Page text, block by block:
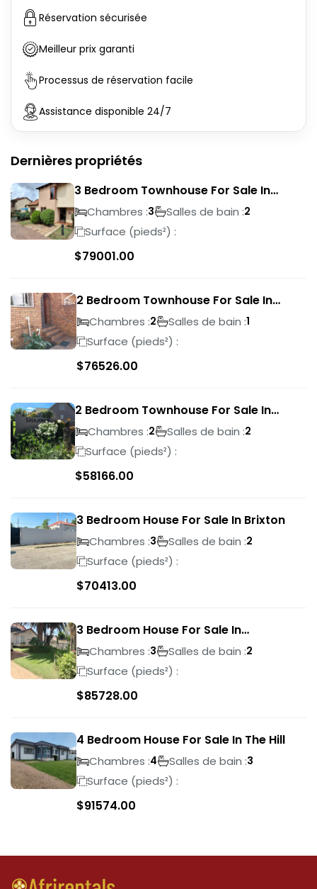
Réservation sécurisée
Meilleur prix garanti
Processus de réservation facile
Assistance disponible 24/7
Dernières propriétés
3 Bedroom Townhouse For Sale In
Liefde En Vrede
Chambres :3 Salles de bain :2
Surface (pieds²) :
$79001.00
2 Bedroom Townhouse For Sale In
Ridgeway
Chambres :2 Salles de bain :1
Surface (pieds²) :
$76526.00
2 Bedroom Townhouse For Sale In
Bassonia Rock
Chambres :2 Salles de bain :2
Surface (pieds²) :
$58166.00
3 Bedroom House For Sale In Brixton
Chambres :3 Salles de bain :2
Surface (pieds²) :
$70413.00
3 Bedroom House For Sale In
Suideroord
Chambres :3 Salles de bain :2
Surface (pieds²) :
$85728.00
4 Bedroom House For Sale In The Hill
Chambres :4 Salles de bain :3
Surface (pieds²) :
$91574.00